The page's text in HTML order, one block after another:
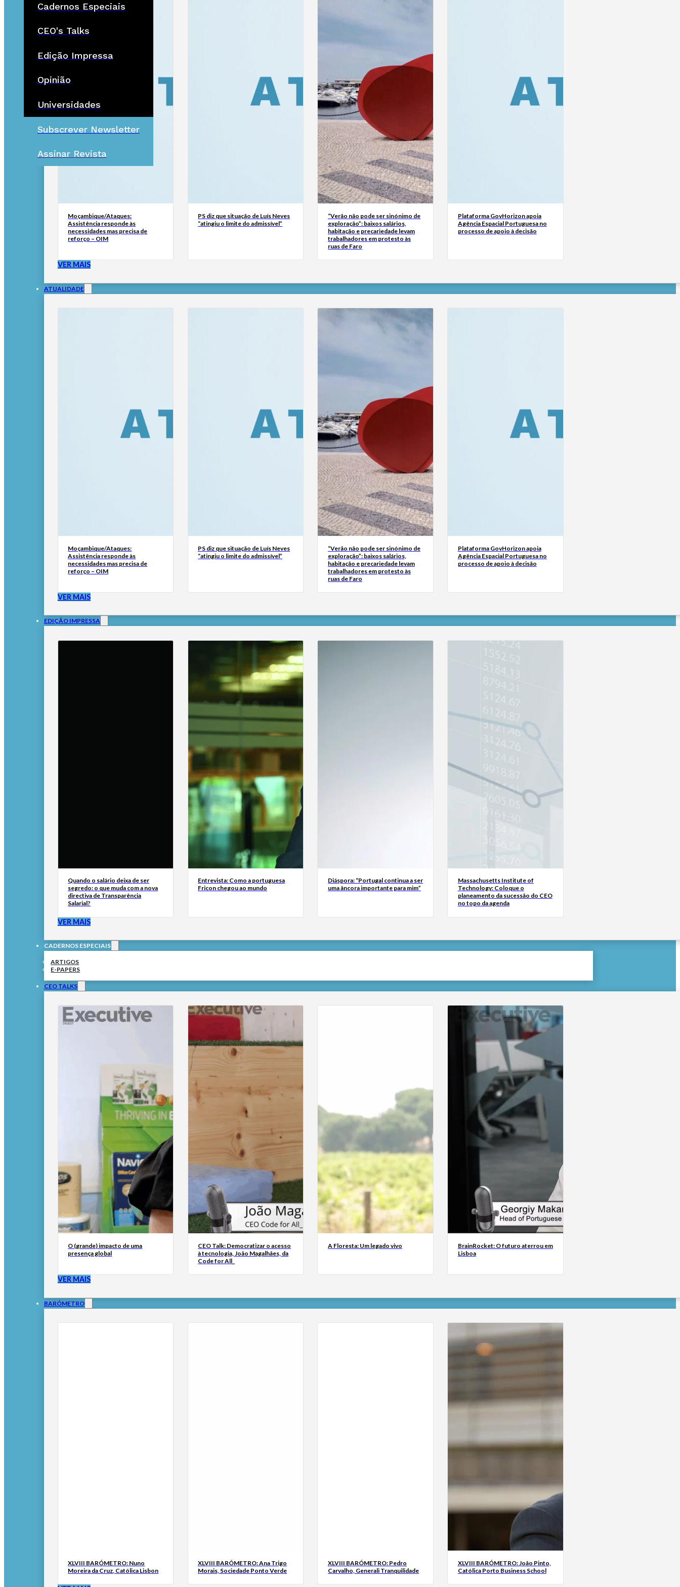
Cadernos Especiais
CEO's Talks
Edição Impressa
Opinião
Universidades
Subscrever Newsletter
Assinar Revista
Moçambique/Ataques:
Assistência responde às
necessidades mas precisa de
reforço – OIM
PS diz que situação de Luís Neves
“atingiu o limite do admissível”
“Verão não pode ser sinónimo de
exploração”: baixos salários,
habitação e precariedade levam
trabalhadores em protesto às
ruas de Faro
Plataforma GovHorizon apoia
Agência Espacial Portuguesa no
processo de apoio à decisão
VER MAIS
ATUALIDADE
Moçambique/Ataques:
Assistência responde às
necessidades mas precisa de
reforço – OIM
PS diz que situação de Luís Neves
“atingiu o limite do admissível”
“Verão não pode ser sinónimo de
exploração”: baixos salários,
habitação e precariedade levam
trabalhadores em protesto às
ruas de Faro
Plataforma GovHorizon apoia
Agência Espacial Portuguesa no
processo de apoio à decisão
VER MAIS
EDIÇÃO IMPRESSA
Quando o salário deixa de ser
segredo: o que muda com a nova
directiva de Transparência
Salarial?
Entrevista: Como a portuguesa
Fricon chegou ao mundo
Diáspora: “Portugal continua a ser
uma âncora importante para mim”
Massachusetts Institute of
Technology: Coloque o
planeamento da sucessão do CEO
no topo da agenda
VER MAIS
CADERNOS ESPECIAIS
ARTIGOS
E-PAPERS
CEO TALKS
O (grande) impacto de uma
presença global
CEO Talk: Democratizar o acesso
à tecnologia, João Magalhães, da
Code for All_
A Floresta: Um legado vivo
BrainRocket: O futuro aterrou em
Lisboa
VER MAIS
BARÓMETRO
XLVIII BARÓMETRO: Nuno
Moreira da Cruz, Católica Lisbon
XLVIII BARÓMETRO: Ana Trigo
Morais, Sociedade Ponto Verde
XLVIII BARÓMETRO: Pedro
Carvalho, Generali Tranquilidade
XLVIII BARÓMETRO: João Pinto,
Católica Porto Business School